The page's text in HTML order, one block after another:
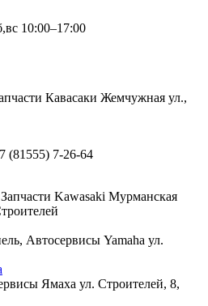
10:00–17:00
Кавасаки Жемчужная ул.,
(81555) 7-26-64
Kawasaki Мурманская
Автосервисы Yamaha ул.
Ямаха ул. Строителей, 8,